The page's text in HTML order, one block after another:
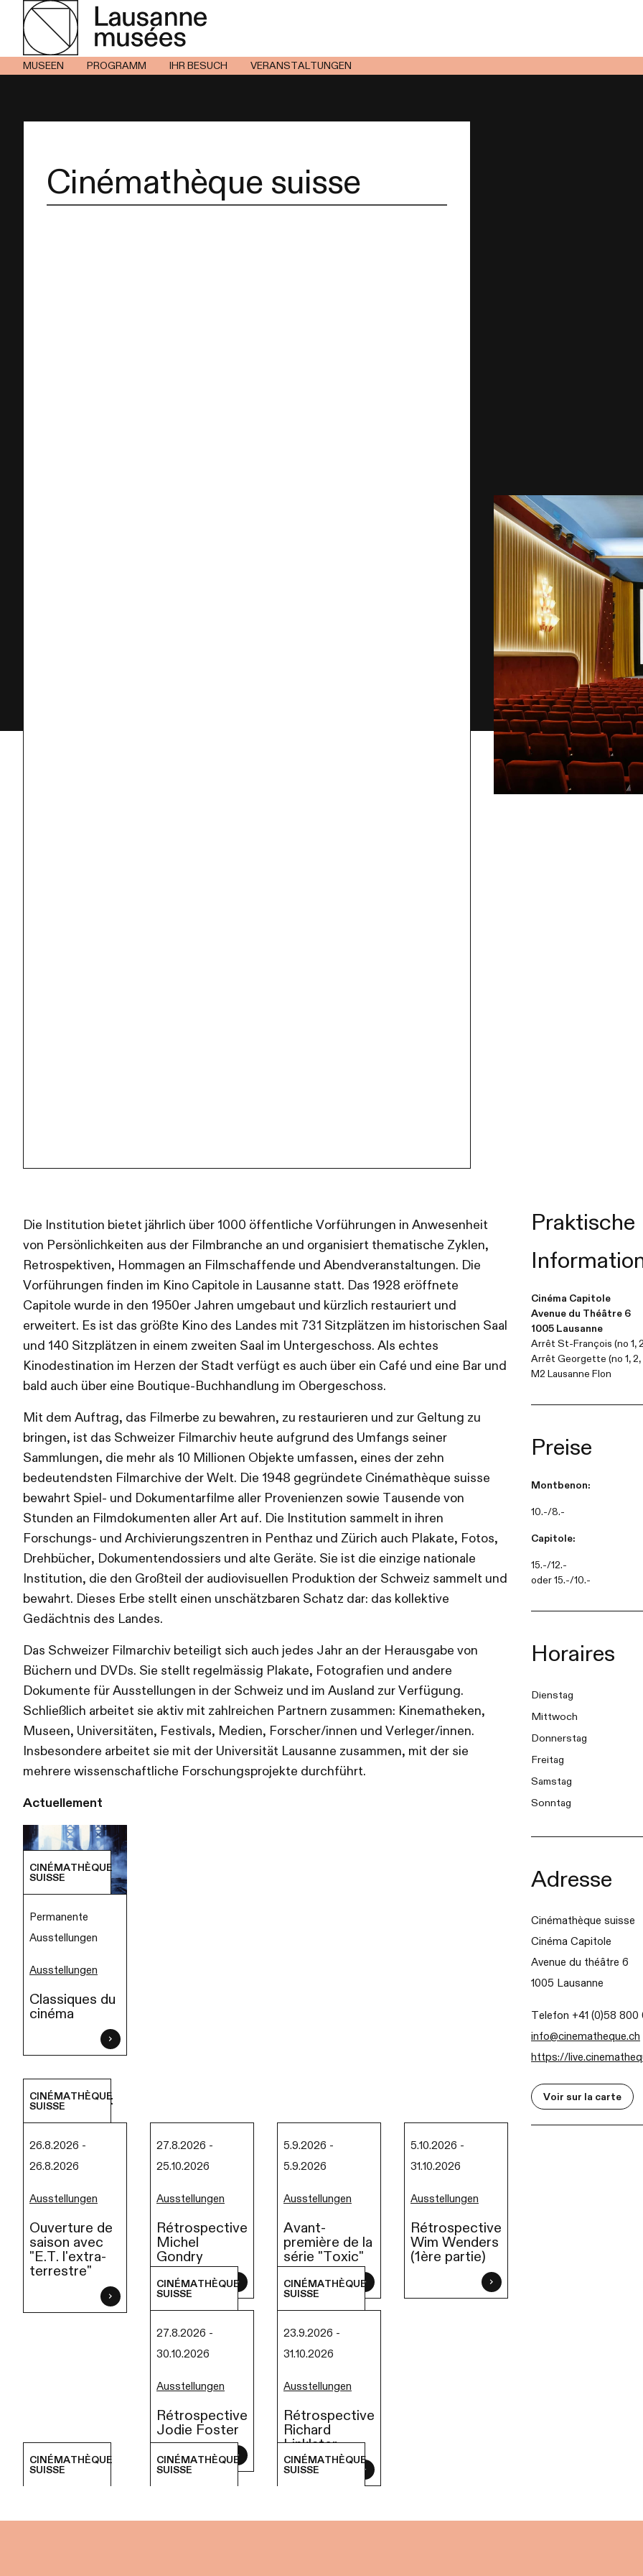
MUSEEN PROGRAMM IHR BESUCH VERANSTALTUNGEN
Cinémathèque suisse
Die Institution bietet jährlich über 1000 öffentliche Vorführungen in Anwesenheit
von Persönlichkeiten aus der Filmbranche an und organisiert thematische Zyklen,
Retrospektiven, Hommagen an Filmschaffende und Abendveranstaltungen. Die
Vorführungen finden im Kino Capitole in Lausanne statt. Das 1928 eröffnete
Capitole wurde in den 1950er Jahren umgebaut und kürzlich restauriert und
erweitert. Es ist das größte Kino des Landes mit 731 Sitzplätzen im historischen Saal
und 140 Sitzplätzen in einem zweiten Saal im Untergeschoss. Als echtes
Kinodestination im Herzen der Stadt verfügt es auch über ein Café und eine Bar und
bald auch über eine Boutique-Buchhandlung im Obergeschoss.
Mit dem Auftrag, das Filmerbe zu bewahren, zu restaurieren und zur Geltung zu
bringen, ist das Schweizer Filmarchiv heute aufgrund des Umfangs seiner
Sammlungen, die mehr als 10 Millionen Objekte umfassen, eines der zehn
bedeutendsten Filmarchive der Welt. Die 1948 gegründete Cinémathèque suisse
bewahrt Spiel- und Dokumentarfilme aller Provenienzen sowie Tausende von
Stunden an Filmdokumenten aller Art auf. Die Institution sammelt in ihren
Forschungs- und Archivierungszentren in Penthaz und Zürich auch Plakate, Fotos,
Drehbücher, Dokumentendossiers und alte Geräte. Sie ist die einzige nationale
Institution, die den Großteil der audiovisuellen Produktion der Schweiz sammelt und
bewahrt. Dieses Erbe stellt einen unschätzbaren Schatz dar: das kollektive
Gedächtnis des Landes.
Das Schweizer Filmarchiv beteiligt sich auch jedes Jahr an der Herausgabe von
Büchern und DVDs. Sie stellt regelmässig Plakate, Fotografien und andere
Dokumente für Ausstellungen in der Schweiz und im Ausland zur Verfügung.
Schließlich arbeitet sie aktiv mit zahlreichen Partnern zusammen: Kinematheken,
Museen, Universitäten, Festivals, Medien, Forscher/innen und Verleger/innen.
Insbesondere arbeitet sie mit der Universität Lausanne zusammen, mit der sie
mehrere wissenschaftliche Forschungsprojekte durchführt.
Actuellement
CINÉMATHÈQUE
SUISSE
Permanente
Ausstellungen
Ausstellungen
Classiques du
cinéma
Prochainement
CINÉMATHÈQUE
SUISSE
26.8.2026 -
26.8.2026
Ausstellungen
Ouverture de
saison avec
"E.T. l'extra-
terrestre"
CINÉMATHÈQUE
SUISSE
27.8.2026 -
25.10.2026
Ausstellungen
Rétrospective
Michel
Gondry
CINÉMATHÈQUE
SUISSE
27.8.2026 -
30.10.2026
Ausstellungen
Rétrospective
Jodie Foster
CINÉMATHÈQUE
SUISSE
5.9.2026 -
5.9.2026
Ausstellungen
Avant-
première de la
série "Toxic"
CINÉMATHÈQUE
SUISSE
23.9.2026 -
31.10.2026
Ausstellungen
Rétrospective
Richard
Linklater
CINÉMATHÈQUE
SUISSE
5.10.2026 -
31.10.2026
Ausstellungen
Rétrospective
Wim Wenders
(1ère partie)
Praktische
Cinéma Capitole
Avenue du Théâtre 6
1005 Lausanne
Arrêt St-François (no 1,
Arrêt Georgette (no 1,
M2 Lausanne Flon
Preise
Montbenon:
10.-/8.-
Capitole:
15.-/12.-
oder 15.-/10.-
Horaires
Dienstag
Mittwoch
Donnerstag
Freitag
Samstag
Sonntag
Adresse
Cinémathèque suisse
Cinéma Capitole
Avenue du théâtre 6
1005 Lausanne
Telefon +41 (0)58 800
info@cinematheque.ch
https://
Voir sur la carte